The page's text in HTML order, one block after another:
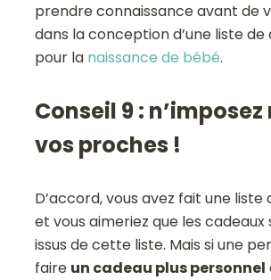
prendre connaissance avant de
dans la conception d’une liste de
pour la naissance de bébé.
Conseil 9 : n’imposez
vos proches !
D’accord, vous avez fait une liste
et vous aimeriez que les cadeaux
issus de cette liste. Mais si une
faire un cadeau plus personnel